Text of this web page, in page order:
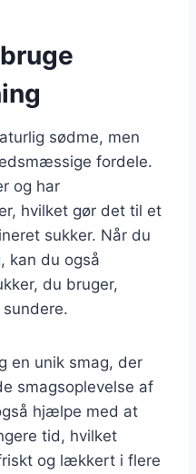
sødme, men
fordele.
og har
hvilket gør det til et
sukker. Når du
kan du også
du bruger,
en unik smag, der
smagsoplevelse af
hjælpe med at
tid, hvilket
og lækkert i flere